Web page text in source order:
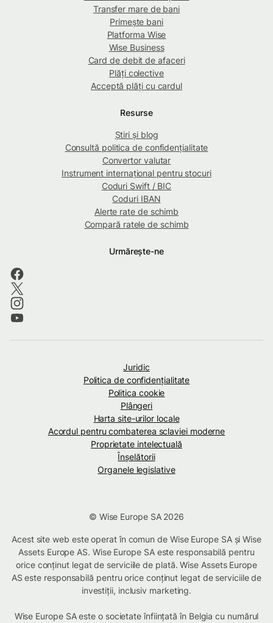
Transfer mare de bani
Primește bani
Platforma Wise
Wise Business
Card de debit de afaceri
Plăți colective
Acceptă plăți cu cardul
Resurse
Știri și blog
Consultă politica de confidențialitate
Convertor valutar
Instrument internațional pentru stocuri
Coduri Swift / BIC
Coduri IBAN
Alerte rate de schimb
Compară ratele de schimb
Urmărește-ne
Juridic
Politica de confidenţialitate
Politica cookie
Plângeri
Harta site-urilor locale
Acordul pentru combaterea sclaviei moderne
Proprietate intelectuală
Înșelătorii
Organele legislative
© Wise Europe SA 2026
Acest site web este operat în comun de Wise Europe SA și Wise
Assets Europe AS. Wise Europe SA este responsabilă pentru
orice conținut legat de serviciile de plată. Wise Assets Europe
AS este responsabilă pentru orice conținut legat de serviciile de
investiții, inclusiv marketing.
Wise Europe SA este o societate înființată în Belgia cu numărul